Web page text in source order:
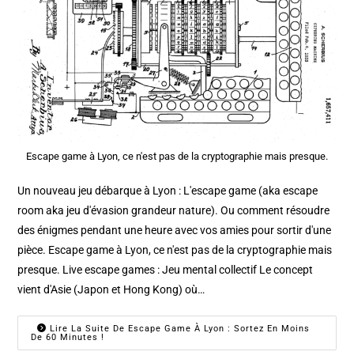
Escape game à Lyon, ce n'est pas de la cryptographie mais presque.
Un nouveau jeu débarque à Lyon : L'escape game (aka escape
room aka jeu d'évasion grandeur nature). Ou comment résoudre
des énigmes pendant une heure avec vos amies pour sortir d'une
pièce. Escape game à Lyon, ce n'est pas de la cryptographie mais
presque. Live escape games : Jeu mental collectif Le concept
vient d'Asie (Japon et Hong Kong) où…
Lire La Suite De Escape Game À Lyon : Sortez En Moins
De 60 Minutes !